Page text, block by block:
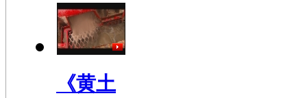
《黄土